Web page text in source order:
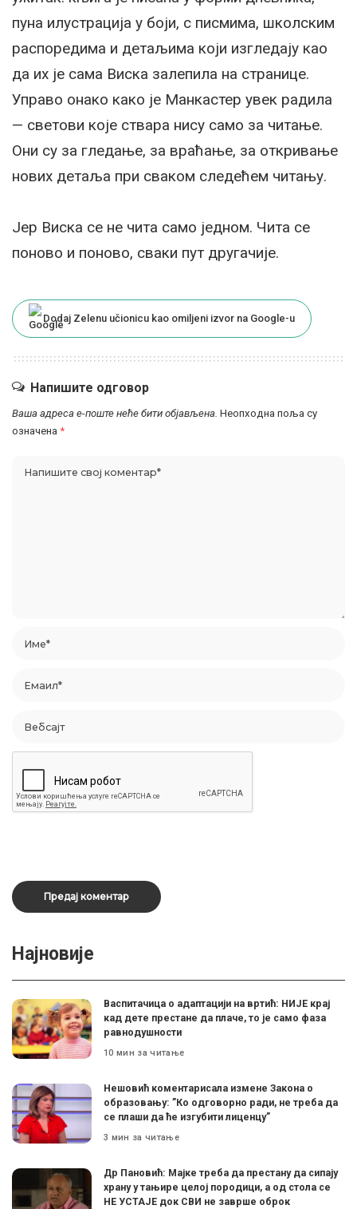
пуна илустрација у боји, с писмима, школским
распоредима и детаљима који изгледају као
да их је сама Виска залепила на странице.
Управо онако како је Манкастер увек радила
— светови које ствара нису само за читање.
Они су за гледање, за враћање, за откривање
нових детаља при сваком следећем читању.
Јер Виска се не чита само једном. Чита се
поново и поново, сваки пут другачије.
Dodaj Zelenu učionicu kao omiljeni izvor na Google-u
Напишите одговор
Ваша адреса е-поште неће бити објављена. Неопходна поља су
означена *
Најновије
Васпитачица о адаптацији на вртић: НИЈЕ крај
кад дете престане да плаче, то је само фаза
равнодушности
10 мин за читање
Нешовић коментарисала измене Закона о
образовању: ”Ко одговорно ради, не треба да
се плаши да ће изгубити лиценцу”
3 мин за читање
Др Пановић: Мајке треба да престану да сипају
храну у тањире целој породици, а од стола се
НЕ УСТАЈЕ док СВИ не заврше оброк